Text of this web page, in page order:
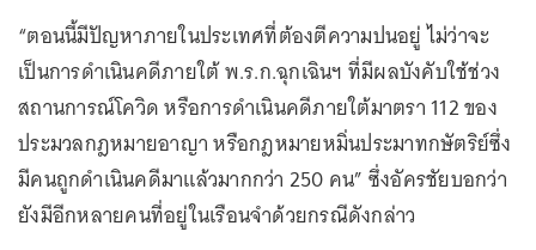
“ตอนนี้มีปัญหาภายในประเทศที่ต้องตีความปนอยู่ ไม่ว่าจะ
เป็นการดำเนินคดีภายใต้ พ.ร.ก.ฉุกเฉินฯ ที่มีผลบังคับใช้ช่วง
สถานการณ์โควิด หรือการดำเนินคดีภายใต้มาตรา 112 ของ
ประมวลกฎหมายอาญา หรือกฎหมายหมิ่นประมาทกษัตริย์ซึ่ง
มีคนถูกดำเนินคดีมาแล้วมากกว่า 250 คน” ซึ่งอัครชัยบอกว่า
ยังมีอีกหลายคนที่อยู่ในเรือนจำด้วยกรณีดังกล่าว